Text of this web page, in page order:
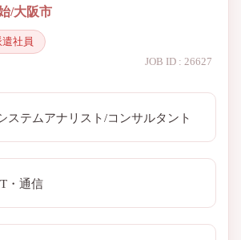
/大阪市
遣社員
JOB ID : 26627
ステムアナリスト/コンサルタント
・通信